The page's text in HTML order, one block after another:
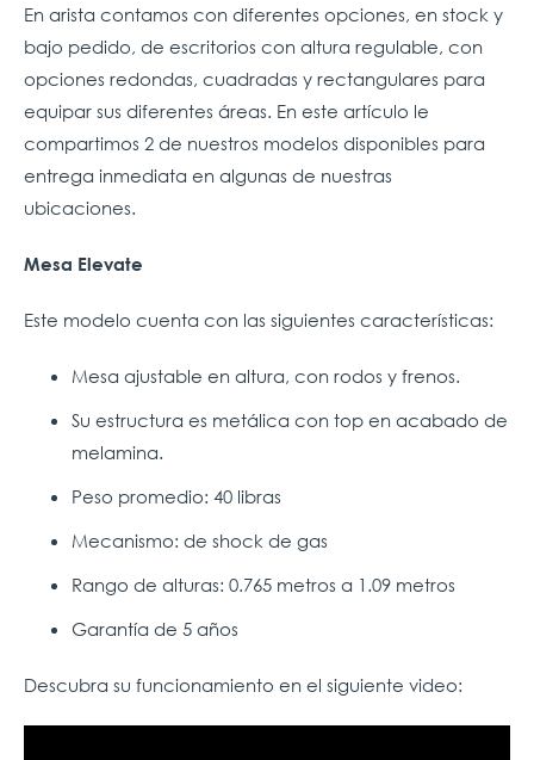
En arista contamos con diferentes opciones, en stock y
bajo pedido, de escritorios con altura regulable, con
opciones redondas, cuadradas y rectangulares para
equipar sus diferentes áreas. En este artículo le
compartimos 2 de nuestros modelos disponibles para
entrega inmediata en algunas de nuestras
ubicaciones.
Mesa Elevate
Este modelo cuenta con las siguientes características:
Mesa ajustable en altura, con rodos y frenos.
Su estructura es metálica con top en acabado de
melamina.
Peso promedio: 40 libras
Mecanismo: de shock de gas
Rango de alturas: 0.765 metros a 1.09 metros
Garantía de 5 años
Descubra su funcionamiento en el siguiente video: